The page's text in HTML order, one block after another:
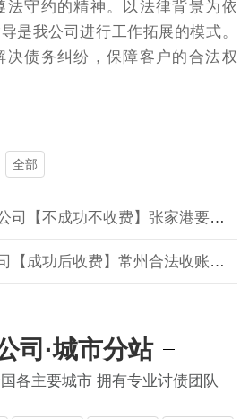
法守约的精神。以法律背景为依
是我公司进行工作拓展的模式。
决债务纠纷，保障客户的合法权
全部
上一篇：张家港讨债公司【不成功不收费】张家港要债公司,张家港追债公司-张家港诚邦商务信息咨询有限公司
下一篇：常州讨债公司【成功后收费】常州合法收账公司，常州要账公司，常州清债公司
司·城市分站
各主要城市 拥有专业讨债团队